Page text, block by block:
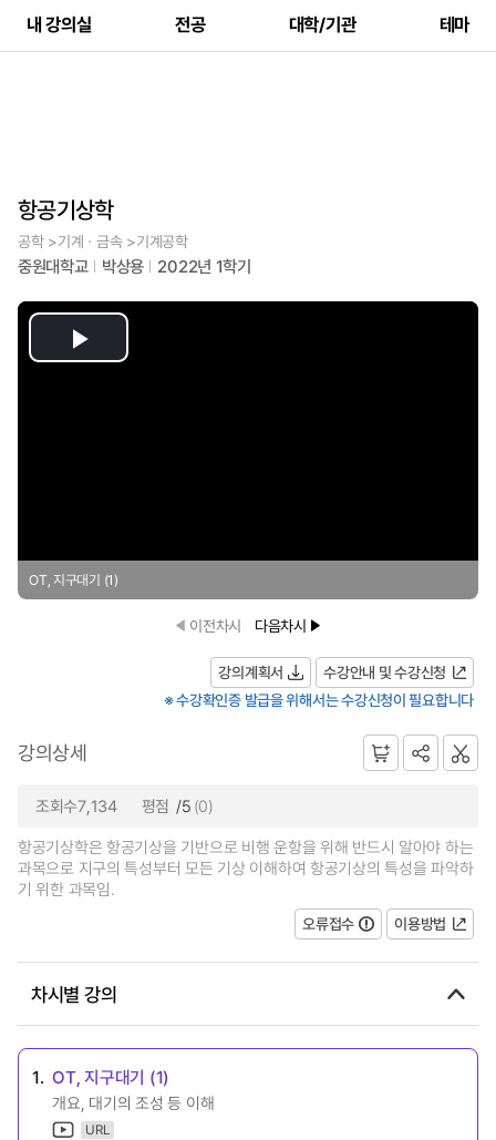
내 강의실 전공 대학/기관 테마
항공기상학
공학 >기계ㆍ금속 >기계공학
중원대학교 박상용 2022년 1학기
Play
OT, 지구대기 (1)
이전차시 다음차시
강의계획서
수강안내 및 수강신청
※ 수강확인증 발급을 위해서는 수강신청이 필요합니다
강의상세
조회수7,134 평점 /5 (0)
항공기상학은 항공기상을 기반으로 비행 운항을 위해 반드시 알아야 하는
과목으로 지구의 특성부터 모든 기상 이해하여 항공기상의 특성을 파악하
기 위한 과목임.
오류접수
이용방법
차시별 강의
1. OT, 지구대기 (1)
개요, 대기의 조성 등 이해
URL